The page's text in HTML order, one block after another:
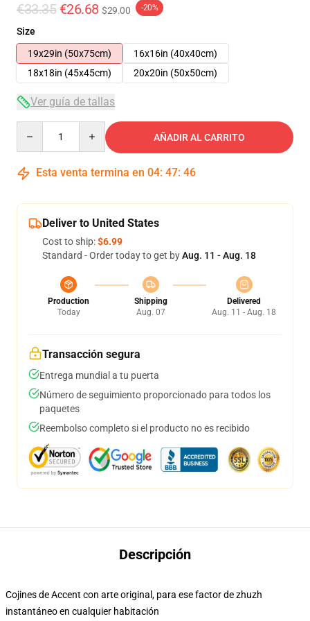
€33.35 €26.68 $29.00 -20%
Size
19x29in (50x75cm)
16x16in (40x40cm)
18x18in (45x45cm)
20x20in (50x50cm)
Ver guía de tallas
AÑADIR AL CARRITO
Esta venta termina en 04: 47: 46
Deliver to United States
Cost to ship:$6.99
Standard - Order today to get byAug. 11 - Aug. 18
Production
Today
Shipping
Aug. 07
Delivered
Aug. 11 - Aug. 18
Transacción segura
Entrega mundial a tu puerta
Número de seguimiento proporcionado para todos los
paquetes
Reembolso completo si el producto no es recibido
Descripción
Cojines de Accent con arte original, para ese factor de zhuzh
instantáneo en cualquier habitación